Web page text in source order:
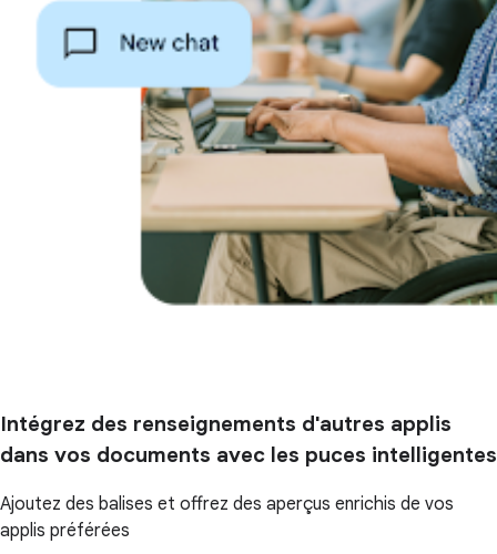
Intégrez des renseignements d'autres applis
dans vos documents avec les puces intelligentes
Ajoutez des balises et offrez des aperçus enrichis de vos
applis préférées